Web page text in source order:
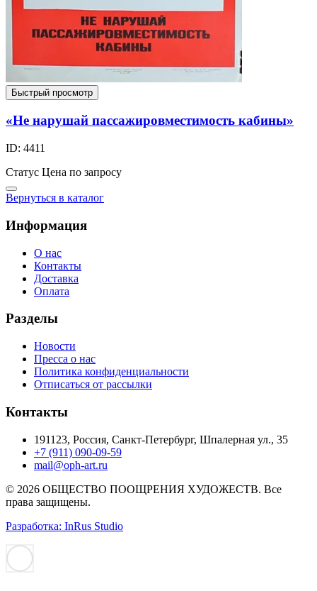
Быстрый просмотр
«Не нарушай пассажировместимость кабины»
ID: 4411
Статус Цена по запросу
Вернуться в каталог
Информация
О нас
Контакты
Доставка
Оплата
Разделы
Новости
Пресса о нас
Политика конфиденциальности
Отписаться от рассылки
Контакты
191123, Россия, Санкт-Петербург, Шпалерная ул., 35
+7 (911) 090-09-59
mail@oph-art.ru
© 2026 ОБЩЕСТВО ПООЩРЕНИЯ ХУДОЖЕСТВ. Все
права защищены.
Разработка: InRus Studio